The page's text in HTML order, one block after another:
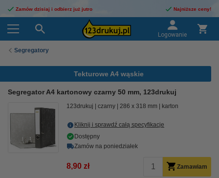
Zamów dzisiaj i odbierz już jutro Najniższe ceny!
Logowanie
Segregatory
Tekturowe A4 wąskie
Segregator A4 kartonowy czarny 50 mm, 123drukuj
123drukuj czarny 286 x 318 mm karton
Kliknij i sprawdź całą specyfikacje
Dostępny
Zamów na poniedziałek
8,90 zł Zamawiam